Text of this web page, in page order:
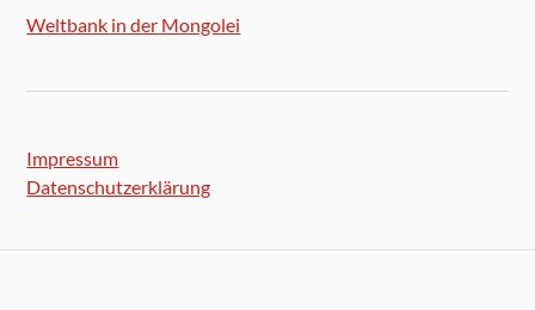
Weltbank in der Mongolei
Impressum
Datenschutzerklärung